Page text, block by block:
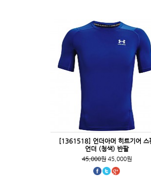
[1361518] 언더아머 히트기어 스
언더 (청색) 반팔
45,000원45,000원